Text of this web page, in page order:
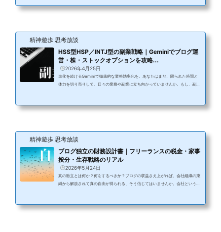
と大胆さを併せ持つあなたが、Geminiという知能を手に入れ、時間の使い方を
中...
精神遊歩 思考放談
HSS型HSP／INTJ型の副業戦略｜Geminiでブログ運
営・株・ストックオプションを攻略...
2026年4月25日
進化を続けるGeminiで徹底的な業務効率化を。あなたはまだ、限られた時間と
体力を切り売りして、日々の業務や副業に立ち向かっていませんか。もし、副業
と、INTJの冷徹な論理性を併せ持つ方にとって、現代のノイズに満ちた社会は、
精神遊歩 思考放談
ブログ独立の財務設計書｜フリーランスの税金・家事
按分・生存戦略のリアル
2026年5月24日
真の独立とは何か？何をするべきか？ブログの収益さえ上がれば、会社組織の束
縛から解放されて真の自由が得られる、そう信じてはいませんか。会社という強
い執筆スキルがあっても、防衛のための知識が欠落していれば、一瞬にして経済